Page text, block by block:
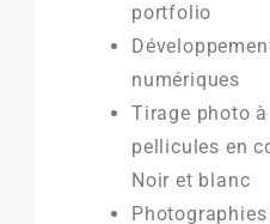
portfolio
numériques
Tirage photo
pellicules en
Noir et blanc